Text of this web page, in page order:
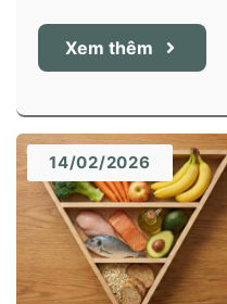
Xem thêm
14/02/2026